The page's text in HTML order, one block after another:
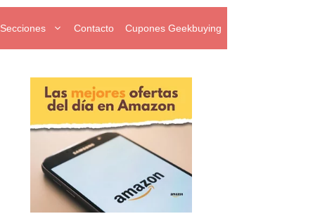
Secciones Contacto Cupones Geekbuying